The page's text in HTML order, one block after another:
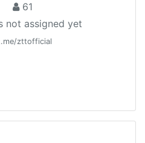
61
not assigned yet
zttofficial